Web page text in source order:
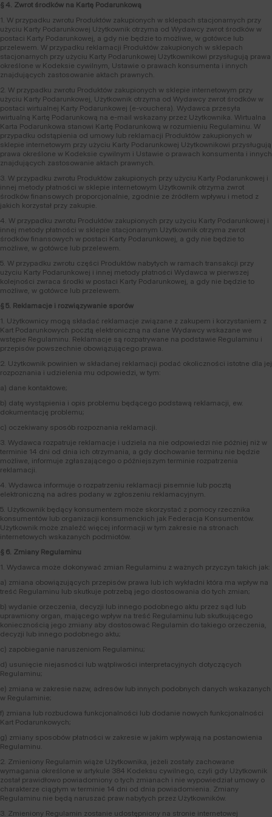
§ 4. Zwrot środków na Kartę Podarunkową
1. W przypadku zwrotu Produktów zakupionych w sklepach stacjonarnych przy
użyciu Karty Podarunkowej Użytkownik otrzyma od Wydawcy zwrot środków w
postaci Karty Podarunkowej, a gdy nie będzie to możliwe, w gotówce lub
przelewem. W przypadku reklamacji Produktów zakupionych w sklepach
stacjonarnych przy użyciu Karty Podarunkowej Użytkownikowi przysługują prawa
określone w Kodeksie cywilnym, Ustawie o prawach konsumenta i innych
znajdujących zastosowanie aktach prawnych.
2. W przypadku zwrotu Produktów zakupionych w sklepie internetowym przy
użyciu Karty Podarunkowej, Użytkownik otrzyma od Wydawcy zwrot środków w
postaci wirtualnej Karty Podarunkowej (e-vouchera). Wydawca przesyła
wirtualną Kartę Podarunkową na e-mail wskazany przez Użytkownika. Wirtualna
Karta Podarunkowa stanowi Kartę Podarunkową w rozumieniu Regulaminu. W
przypadku odstąpienia od umowy lub reklamacji Produktów zakupionych w
sklepie internetowym przy użyciu Karty Podarunkowej Użytkownikowi przysługują
prawa określone w Kodeksie cywilnym i Ustawie o prawach konsumenta i innych
znajdujących zastosowanie aktach prawnych.
3. W przypadku zwrotu Produktów zakupionych przy użyciu Karty Podarunkowej i
innej metody płatności w sklepie internetowym Użytkownik otrzyma zwrot
środków finansowych proporcjonalnie, zgodnie ze źródłem wpływu i metod z
jakich korzystał przy zakupie.
4. W przypadku zwrotu Produktów zakupionych przy użyciu Karty Podarunkowej i
innej metody płatności w sklepie stacjonarnym Użytkownik otrzyma zwrot
środków finansowych w postaci Karty Podarunkowej, a gdy nie będzie to
możliwe, w gotówce lub przelewem.
5. W przypadku zwrotu części Produktów nabytych w ramach transakcji przy
użyciu Karty Podarunkowej i innej metody płatności Wydawca w pierwszej
kolejności zwraca środki w postaci Karty Podarunkowej, a gdy nie będzie to
możliwe, w gotówce lub przelewem.
§ 5. Reklamacje i rozwiązywanie sporów
1. Użytkownicy mogą składać reklamacje związane z zakupem i korzystaniem z
Kart Podarunkowych pocztą elektroniczną na dane Wydawcy wskazane we
wstępie Regulaminu. Reklamacje są rozpatrywane na podstawie Regulaminu i
przepisów powszechnie obowiązującego prawa.
2. Użytkownik powinien w składanej reklamacji podać okoliczności istotne dla jej
rozpoznania i udzielenia mu odpowiedzi, w tym:
a) dane kontaktowe;
b) datę wystąpienia i opis problemu będącego podstawą reklamacji, ew.
dokumentację problemu;
c) oczekiwany sposób rozpoznania reklamacji.
3. Wydawca rozpatruje reklamacje i udziela na nie odpowiedzi nie później niż w
terminie 14 dni od dnia ich otrzymania, a gdy dochowanie terminu nie będzie
możliwe, informuje zgłaszającego o późniejszym terminie rozpatrzenia
reklamacji.
4. Wydawca informuje o rozpatrzeniu reklamacji pisemnie lub pocztą
elektroniczną na adres podany w zgłoszeniu reklamacyjnym.
5. Użytkownik będący konsumentem może skorzystać z pomocy rzecznika
konsumentów lub organizacji konsumenckich jak Federacja Konsumentów.
Użytkownik może znaleźć więcej informacji w tym zakresie na stronach
internetowych wskazanych podmiotów.
§ 6. Zmiany Regulaminu
1. Wydawca może dokonywać zmian Regulaminu z ważnych przyczyn takich jak:
a) zmiana obowiązujących przepisów prawa lub ich wykładni która ma wpływ na
treść Regulaminu lub skutkuje potrzebą jego dostosowania do tych zmian;
b) wydanie orzeczenia, decyzji lub innego podobnego aktu przez sąd lub
uprawniony organ, mającego wpływ na treść Regulaminu lub skutkującego
koniecznością jego zmiany aby dostosować Regulamin do takiego orzeczenia,
decyzji lub innego podobnego aktu;
c) zapobieganie naruszeniom Regulaminu;
d) usunięcie niejasności lub wątpliwości interpretacyjnych dotyczących
Regulaminu;
e) zmiana w zakresie nazw, adresów lub innych podobnych danych wskazanych
w Regulaminie;
f) zmiana lub rozbudowa funkcjonalności lub dodanie nowych funkcjonalności
Kart Podarunkowych;
g) zmiany sposobów płatności w zakresie w jakim wpływają na postanowienia
Regulaminu.
2. Zmieniony Regulamin wiąże Użytkownika, jeżeli zostały zachowane
wymagania określone w artykule 384 Kodeksu cywilnego, czyli gdy Użytkownik
został prawidłowo powiadomiony o tych zmianach i nie wypowiedział umowy o
charakterze ciągłym w terminie 14 dni od dnia powiadomienia. Zmiany
Regulaminu nie będą naruszać praw nabytych przez Użytkowników.
3. Zmieniony Regulamin zostanie udostępniony na stronie internetowej